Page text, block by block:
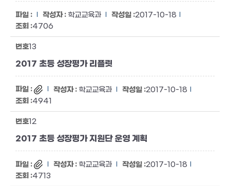
학교교육과
2017-10-18
4706
13
2017 초등 성장평가 리플릿
학교교육과
2017-10-18
4941
12
2017 초등 성장평가 지원단 운영 계획
학교교육과
2017-10-18
4713